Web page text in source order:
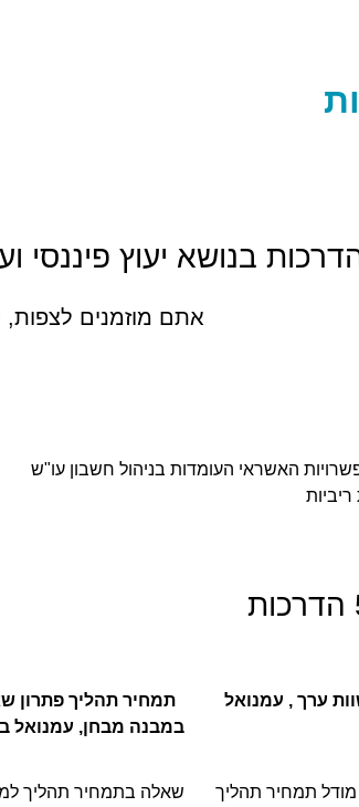
בנושא יעוץ פיננסי
אתם מוזמנים
האשראי העומדות בניהול חשבון עו"ש
ערך , עמנואל
מודל תמחיר תהליך
תמחיר תהליך פתרון
במבנה מבחן, עמנואל
שאלה בתמחיר תהליך